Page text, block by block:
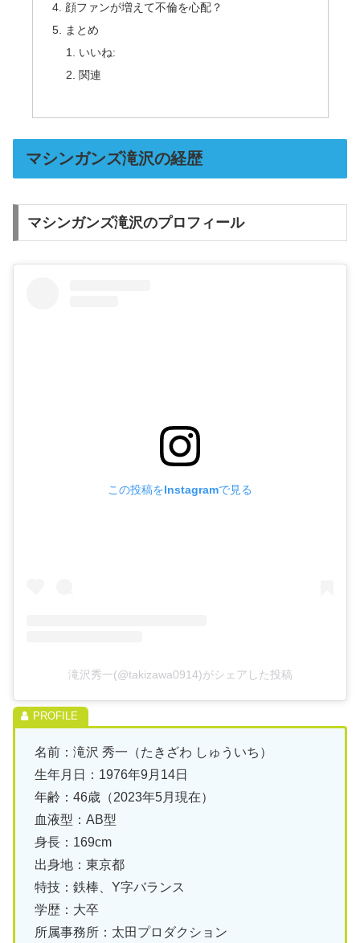
顔ファンが増えて不倫を心配？
まとめ
いいね:
関連
マシンガンズ滝沢の経歴
マシンガンズ滝沢のプロフィール
この投稿をInstagramで見る
滝沢秀一(@takizawa0914)がシェアした投稿
名前：滝沢 秀一（たきざわ しゅういち）
生年月日：1976年9月14日
年齢：46歳（2023年5月現在）
血液型：AB型
身長：169cm
出身地：東京都
特技：鉄棒、Y字バランス
学歴：大卒
所属事務所：太田プロダクション